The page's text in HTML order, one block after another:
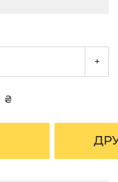
+
₴